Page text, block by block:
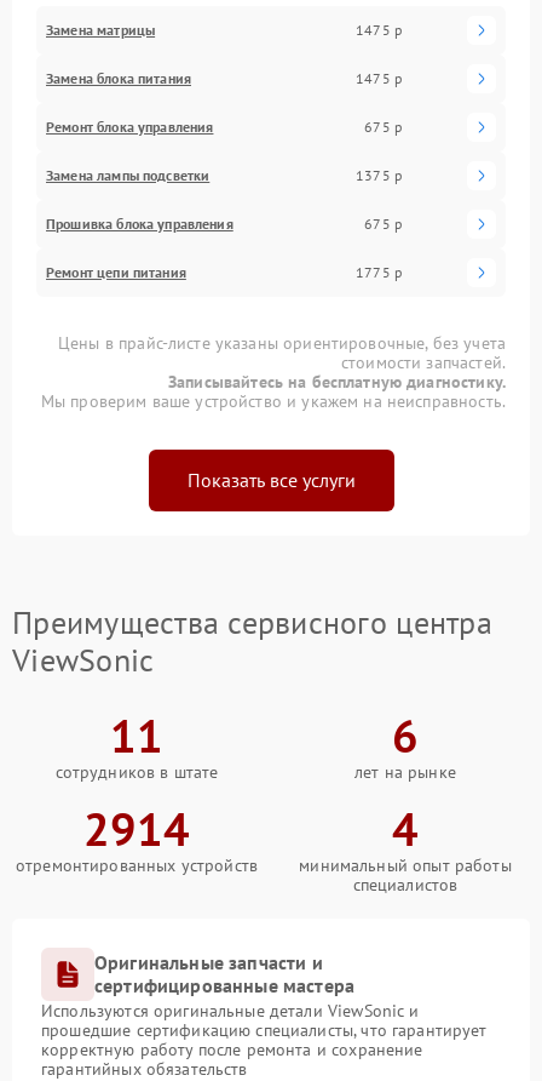
Замена матрицы 1475 р
Замена блока питания 1475 р
Ремонт блока управления 675 р
Замена лампы подсветки 1375 р
Прошивка блока управления 675 р
Ремонт цепи питания 1775 р
Цены в прайс-листе указаны ориентировочные, без учета
стоимости запчастей.
Записывайтесь на бесплатную диагностику.
Мы проверим ваше устройство и укажем на неисправность.
Показать все услуги
Преимущества сервисного центра
ViewSonic
11
сотрудников в штате
6
лет на рынке
2914
отремонтированных устройств
4
минимальный опыт работы
специалистов
Оригинальные запчасти и
сертифицированные мастера
Используются оригинальные детали ViewSonic и
прошедшие сертификацию специалисты, что гарантирует
корректную работу после ремонта и сохранение
гарантийных обязательств